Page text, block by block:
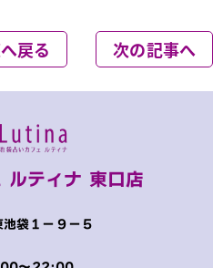
戻る 次の記事へ
ルティナ 東口店
池袋１−９−５